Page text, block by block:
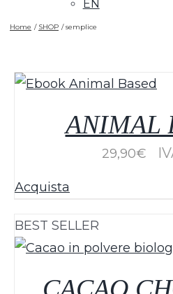
EN
Home SHOP semplice
ANIMAL
29,90€
Acquista
BEST SELLER